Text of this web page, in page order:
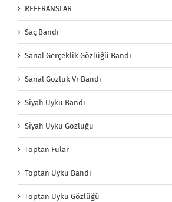
REFERANSLAR
Saç Bandı
Sanal Gerçeklik Gözlüğü Bandı
Sanal Gözlük Vr Bandı
Siyah Uyku Bandı
Siyah Uyku Gözlüğü
Toptan Fular
Toptan Uyku Bandı
Toptan Uyku Gözlüğü